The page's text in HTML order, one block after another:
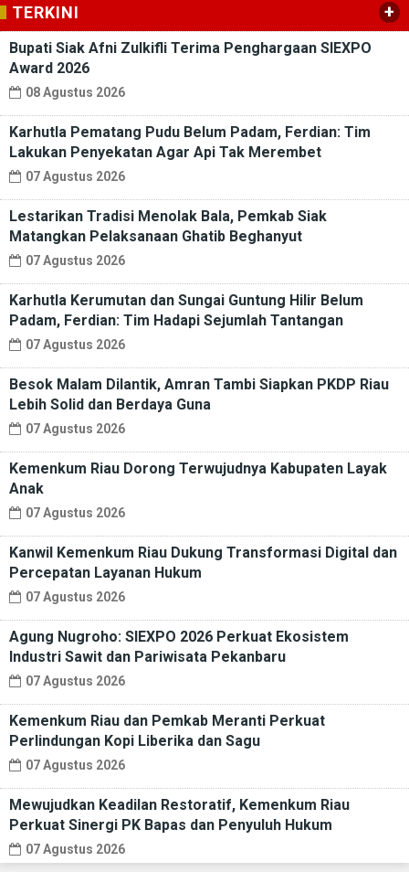
TERKINI +
Bupati Siak Afni Zulkifli Terima Penghargaan SIEXPO
Award 2026
08 Agustus 2026
Karhutla Pematang Pudu Belum Padam, Ferdian: Tim
Lakukan Penyekatan Agar Api Tak Merembet
07 Agustus 2026
Lestarikan Tradisi Menolak Bala, Pemkab Siak
Matangkan Pelaksanaan Ghatib Beghanyut
07 Agustus 2026
Karhutla Kerumutan dan Sungai Guntung Hilir Belum
Padam, Ferdian: Tim Hadapi Sejumlah Tantangan
07 Agustus 2026
Besok Malam Dilantik, Amran Tambi Siapkan PKDP Riau
Lebih Solid dan Berdaya Guna
07 Agustus 2026
Kemenkum Riau Dorong Terwujudnya Kabupaten Layak
Anak
07 Agustus 2026
Kanwil Kemenkum Riau Dukung Transformasi Digital dan
Percepatan Layanan Hukum
07 Agustus 2026
Agung Nugroho: SIEXPO 2026 Perkuat Ekosistem
Industri Sawit dan Pariwisata Pekanbaru
07 Agustus 2026
Kemenkum Riau dan Pemkab Meranti Perkuat
Perlindungan Kopi Liberika dan Sagu
07 Agustus 2026
Mewujudkan Keadilan Restoratif, Kemenkum Riau
Perkuat Sinergi PK Bapas dan Penyuluh Hukum
07 Agustus 2026